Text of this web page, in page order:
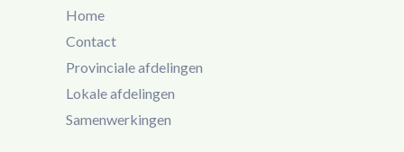
Home
Contact
Provinciale afdelingen
Lokale afdelingen
Samenwerkingen